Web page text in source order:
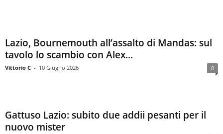
Lazio, Bournemouth all’assalto di Mandas: sul
tavolo lo scambio con Alex...
Vittorio C - 10 Giugno 2026 0
Gattuso Lazio: subito due addii pesanti per il
nuovo mister